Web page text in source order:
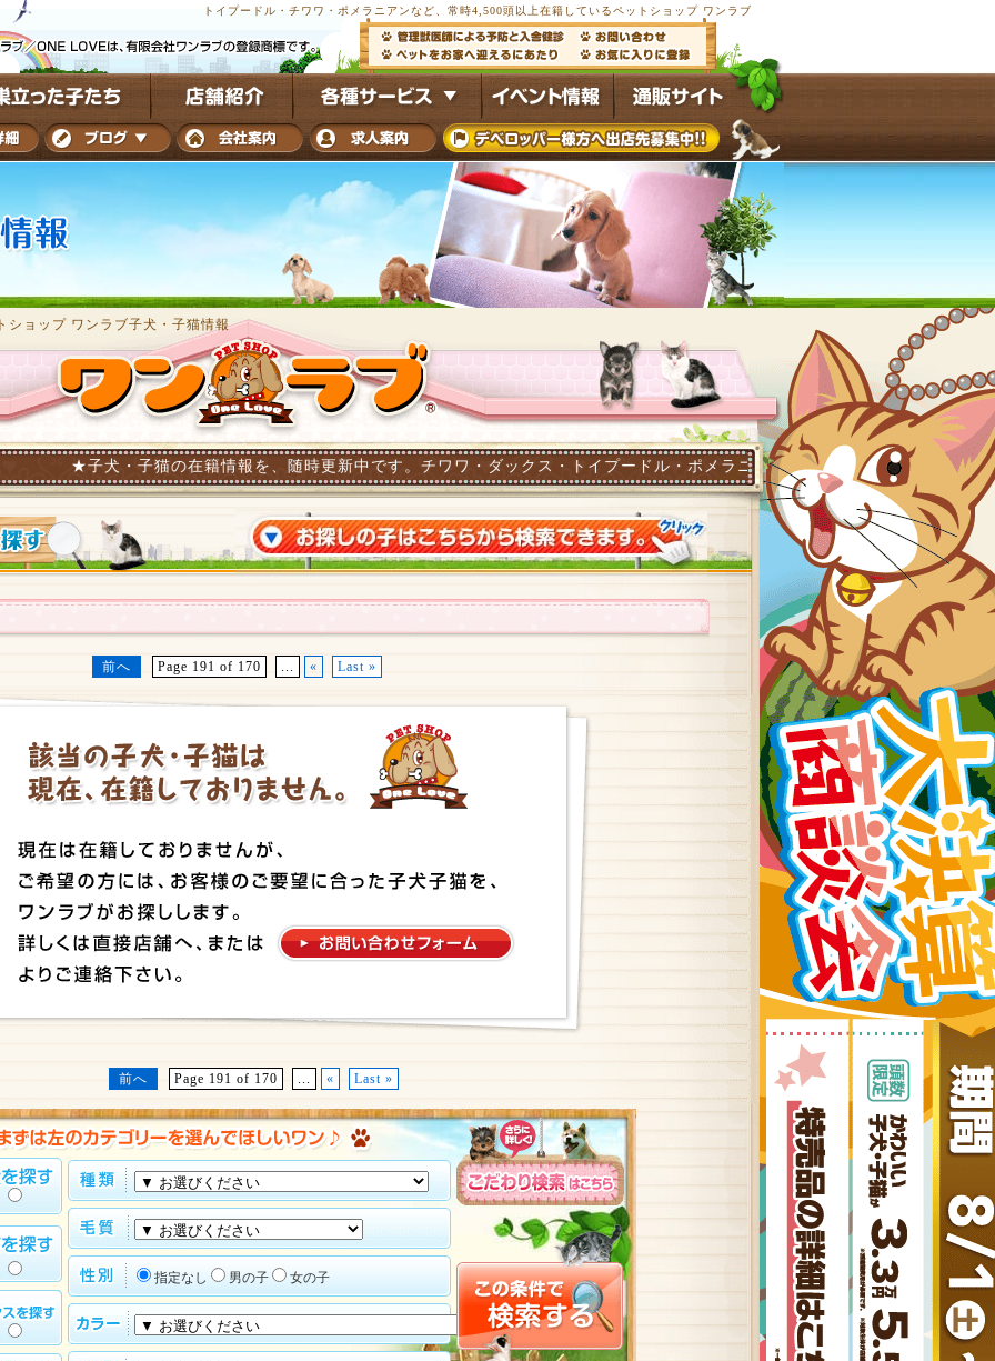
トイプードル・チワワ・ポメラニアンなど、常時4,500頭以上在籍しているペットショップ ワンラブ
ショップ ワンラブ子犬・子猫情報
犬・子猫の在籍情報を、随時更新中です。チワワ・ダックス・トイプードル・ポメラニアン他多数の子犬子猫が常時4,500頭以
前へ Page 191 of 170 ... « Last »
前へ Page 191 of 170 ... « Last »
指定なし 男の子 女の子